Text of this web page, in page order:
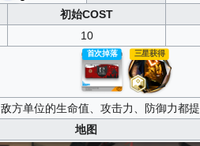
初始COST
10
首次掉落 三星获得
敌方单位的生命值、攻击力、防御力都
地图